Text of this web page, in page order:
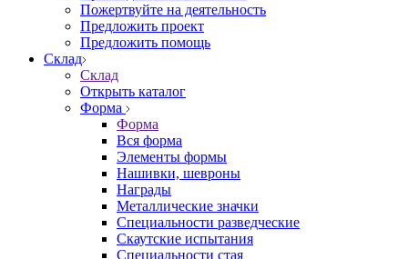
Пожертвуйте на деятельность
Предложить проект
Предложить помощь
Склад
Склад
Открыть каталог
Форма
Форма
Вся форма
Элементы формы
Нашивки, шевроны
Награды
Металлические значки
Специальности разведческие
Скаутские испытания
Специальности стая